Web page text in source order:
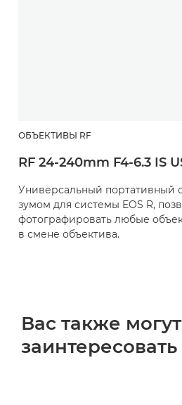
ОБЪЕКТИВЫ RF
RF 24-240mm F4-6.3 IS
Универсальный портативный
зумом для системы EOS R,
фотографировать любые
в смене объектива.
Вас также могут
заинтересовать